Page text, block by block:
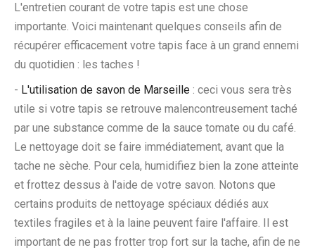
L'entretien courant de votre tapis est une chose
importante. Voici maintenant quelques conseils afin de
récupérer efficacement votre tapis face à un grand ennemi
du quotidien : les taches !
- L'utilisation de savon de Marseille : ceci vous sera très
utile si votre tapis se retrouve malencontreusement taché
par une substance comme de la sauce tomate ou du café.
Le nettoyage doit se faire immédiatement, avant que la
tache ne sèche. Pour cela, humidifiez bien la zone atteinte
et frottez dessus à l'aide de votre savon. Notons que
certains produits de nettoyage spéciaux dédiés aux
textiles fragiles et à la laine peuvent faire l'affaire. Il est
important de ne pas frotter trop fort sur la tache, afin de ne